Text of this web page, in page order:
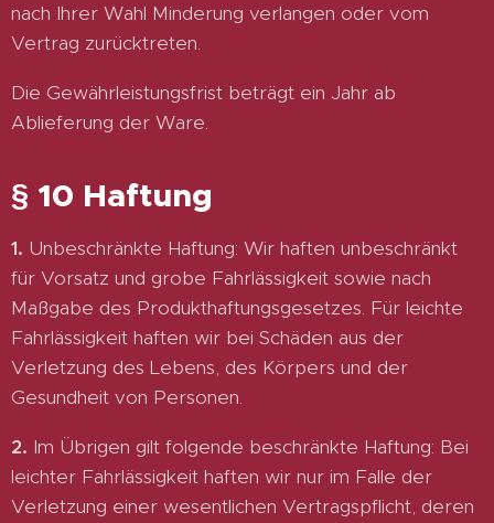
nach Ihrer Wahl Minderung verlangen oder vom
Vertrag zurücktreten.
Die Gewährleistungsfrist beträgt ein Jahr ab
Ablieferung der Ware.
§ 10 Haftung
1. Unbeschränkte Haftung: Wir haften unbeschränkt
für Vorsatz und grobe Fahrlässigkeit sowie nach
Maßgabe des Produkthaftungsgesetzes. Für leichte
Fahrlässigkeit haften wir bei Schäden aus der
Verletzung des Lebens, des Körpers und der
Gesundheit von Personen.
2. Im Übrigen gilt folgende beschränkte Haftung: Bei
leichter Fahrlässigkeit haften wir nur im Falle der
Verletzung einer wesentlichen Vertragspflicht, deren